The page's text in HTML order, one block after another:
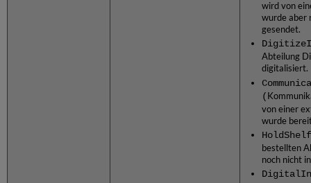
wird von
wurde aber
gesendet.
Abteilung
digitalisiert.
(
von einer
wurde
bestellten
noch nicht